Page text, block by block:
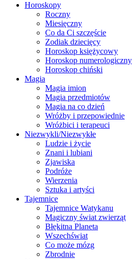
Horoskopy
Roczny
Miesięczny
Co da Ci szczęście
Zodiak dziecięcy
Horoskop księżycowy
Horoskop numerologiczny
Horoskop chiński
Magia
Magia imion
Magia przedmiotów
Magia na co dzień
Wróżby i przepowiednie
Wróżbici i terapeuci
Niezwykli/Niezwykłe
Ludzie i życie
Znani i lubiani
Zjawiska
Podróże
Wierzenia
Sztuka i artyści
Tajemnice
Tajemnice Watykanu
Magiczny świat zwierząt
Błękitna Planeta
Wszechświat
Co może mózg
Zbrodnie